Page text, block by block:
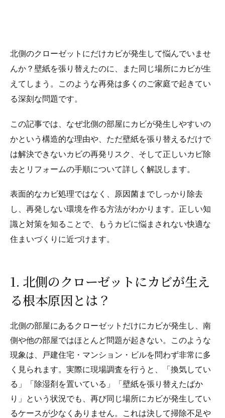
北側のクローゼットにだけカビが発生して悩んでいませ
んか？壁紙を張り替えたのに、また同じ場所にカビが生
えてしまう。このような再発は多くのご家庭で起きてい
る深刻な問題です。
この記事では、なぜ北側の部屋にカビが発生しやすいの
かという構造的な理由や、ただ壁紙を張り替えるだけで
は解決できないカビの再発リスク、そして正しいカビ除
去とリフォームの手順について詳しく解説します。
表面的なカビ処理ではなく、原因菌までしっかり除去
し、再発しない環境を作る方法がわかります。正しい知
識と対策を知ることで、もうカビに悩まされない快適な
住まいづくりに近づけます。
1. 北側のクローゼットにカビが生え
る根本原因とは？
北側の部屋にあるクローゼットだけにカビが発生し、南
側や他の部屋ではほとんど問題が起きない。このような
現象は、戸建住宅・マンション・ビルを問わず非常に多
く見られます。実際に現場調査を行うと、「換気してい
る」「除湿剤を置いている」「壁紙を張り替えたばか
り」という状況でも、再び同じ場所にカビが発生してい
るケースが少なくありません。これは決して掃除不足や